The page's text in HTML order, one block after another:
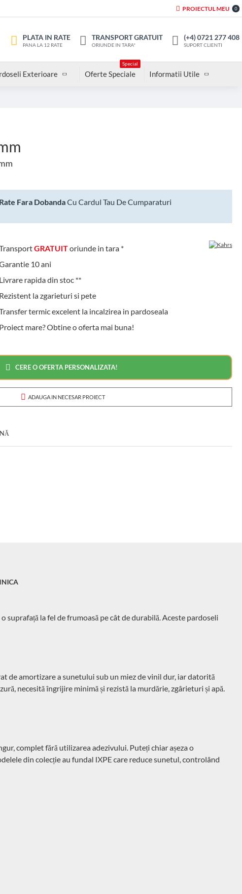
PROIECTUL MEU 0
PLATA IN RATE
PANA LA 12 RATE
TRANSPORT GRATUIT
ORIUNDE IN TARA*
(+4) 0721 277 408
SUPORT CLIENTI
Exterioare Oferte Speciale
Special
Informatii Utile
Fara DobandaCu Cardul Tau De Cumparaturi
GRATUIToriunde in tara *
10 ani
rapida din stoc **
la zgarieturi si pete
termic excelent la incalzirea in pardoseala
Proiect mare? Obtine o oferta mai buna!
CERE O OFERTA PERSONALIZATA!
ADAUGA IN NECESAR PROIECT
suprafață la fel de frumoasă pe cât de durabilă. Aceste pardoseli
de amortizare a sunetului sub un miez de vinil dur, iar datorită
necesită îngrijire minimă și rezistă la murdărie, zgârieturi și apă.
complet fără utilizarea adezivului. Puteți chiar așeza o
din colecție au fundal IXPE care reduce sunetul, controlând